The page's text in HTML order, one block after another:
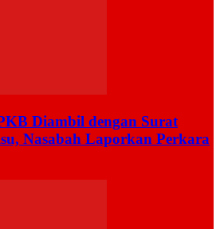
Diambil dengan Surat
Nasabah Laporkan Perkara